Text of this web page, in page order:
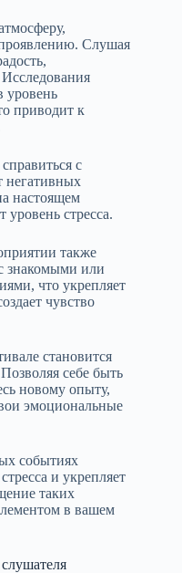
Слушая
уровень
приводит к
с
негативных
настоящем
стресса.
также
знакомыми или
что укрепляет
чувство
становится
себе быть
новому опыту,
эмоциональные
событиях
и укрепляет
таких
в вашем